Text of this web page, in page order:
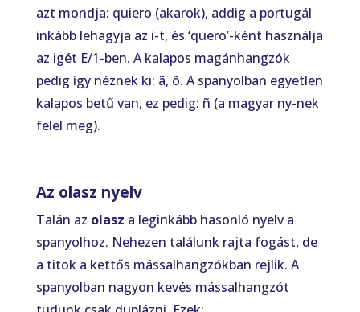
azt mondja: quiero (akarok), addig a portugál
inkább lehagyja az i-t, és ‘quero’-ként használja
az igét E/1-ben. A kalapos magánhangzók
pedig így néznek ki: ã, õ. A spanyolban egyetlen
kalapos betű van, ez pedig: ñ (a magyar ny-nek
felel meg).
Az olasz nyelv
Talán az olasz a leginkább hasonló nyelv a
spanyolhoz. Nehezen találunk rajta fogást, de
a titok a kettős mássalhangzókban rejlik. A
spanyolban nagyon kevés mássalhangzót